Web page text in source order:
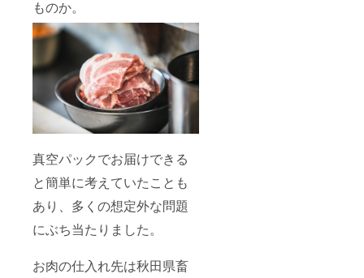
ものか。
真空パックでお届けできる
と簡単に考えていたことも
あり、多くの想定外な問題
にぶち当たりました。
お肉の仕入れ先は秋田県畜